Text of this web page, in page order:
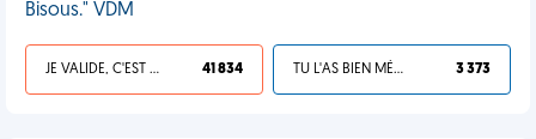
Bisous." VDM
JE VALIDE, C'EST UNE VDM 41 834 TU L'AS BIEN MÉRITÉ 3 373